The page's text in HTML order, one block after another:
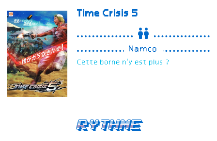
Time Crisis 5
Namco
Cette borne n'y est plus ?
Rythme